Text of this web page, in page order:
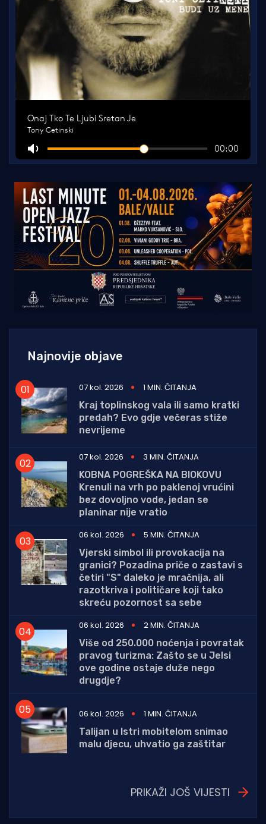
Najnovije objave
07 kol. 2026
1 MIN. ČITANJA
Kraj toplinskog vala ili samo kratki
predah? Evo gdje večeras stiže
nevrijeme
07 kol. 2026
3 MIN. ČITANJA
KOBNA POGREŠKA NA BIOKOVU
Krenuli na vrh po paklenoj vrućini
bez dovoljno vode, jedan se
planinar nije vratio
06 kol. 2026
5 MIN. ČITANJA
Vjerski simbol ili provokacija na
granici? Pozadina priče o zastavi s
četiri "S" daleko je mračnija, ali
razotkriva i političare koji tako
skreću pozornost sa sebe
06 kol. 2026
2 MIN. ČITANJA
Više od 250.000 noćenja i povratak
pravog turizma: Zašto se u Jelsi
ove godine ostaje duže nego
drugdje?
06 kol. 2026
1 MIN. ČITANJA
Talijan u Istri mobitelom snimao
malu djecu, uhvatio ga zaštitar
PRIKAŽI JOŠ VIJESTI